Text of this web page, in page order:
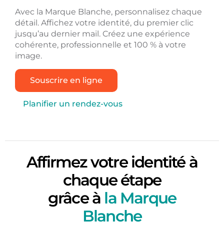
Avec la Marque Blanche, personnalisez chaque
détail. Affichez votre identité, du premier clic
jusqu’au dernier mail. Créez une expérience
cohérente, professionnelle et 100 % à votre
image.
Souscrire en ligne
Planifier un rendez-vous
Affirmez votre identité à
chaque étape
grâce à la Marque
Blanche